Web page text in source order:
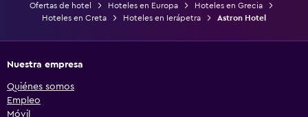
Ofertas de hotel Hoteles en Europa
Hoteles en Grecia
Hoteles en Creta
Hoteles en Ierápetra Astron Hotel
Nuestra empresa
Quiénes somos
Empleo
Móvil